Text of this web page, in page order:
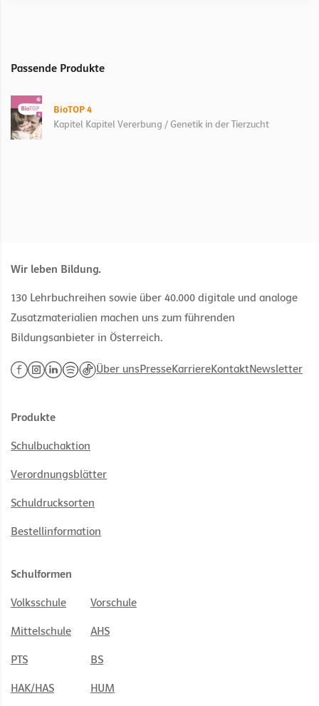
Passende Produkte
BioTOP 4
Kapitel Kapitel Vererbung / Genetik in der Tierzucht
Wir leben Bildung.
130 Lehrbuchreihen sowie über 40.000 digitale und analoge
Zusatzmaterialien machen uns zum führenden
Bildungsanbieter in Österreich.
Über unsPresseKarriereKontaktNewsletter
Produkte
Schulbuchaktion
Verordnungsblätter
Schuldrucksorten
Bestellinformation
Schulformen
Volksschule Vorschule
Mittelschule AHS
PTS BS
HAK/HAS HUM